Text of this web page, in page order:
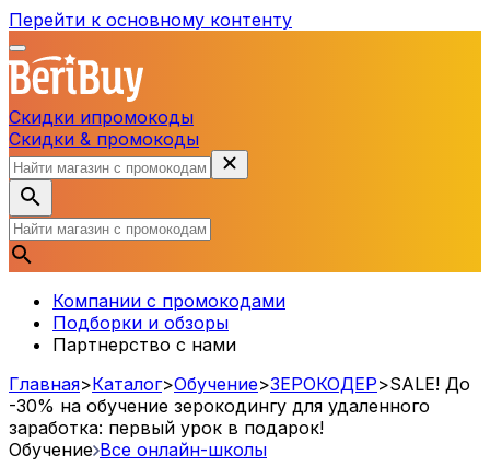
Перейти к основному контенту
Скидки ипромокоды
Скидки & промокоды
Компании с промокодами
Подборки и обзоры
Партнерство с нами
Главная>Каталог>Обучение>ЗЕРОКОДЕР>SALE! До
-30% на обучение зерокодингу для удаленного
заработка: первый урок в подарок!
Обучение Все онлайн-школы